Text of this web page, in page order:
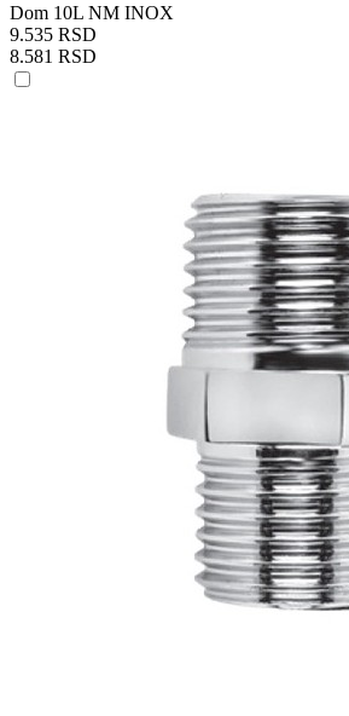
Dom 10L NM INOX
9.535 RSD
8.581 RSD